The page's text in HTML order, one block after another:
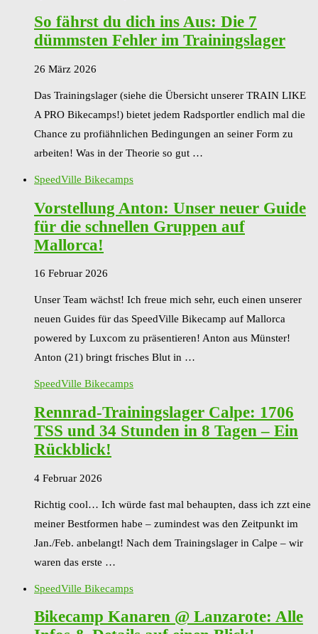
So fährst du dich ins Aus: Die 7
dümmsten Fehler im Trainingslager
26 März 2026
Das Trainingslager (siehe die Übersicht unserer TRAIN LIKE
A PRO Bikecamps!) bietet jedem Radsportler endlich mal die
Chance zu profiähnlichen Bedingungen an seiner Form zu
arbeiten! Was in der Theorie so gut …
SpeedVille Bikecamps
Vorstellung Anton: Unser neuer Guide
für die schnellen Gruppen auf
Mallorca!
16 Februar 2026
Unser Team wächst! Ich freue mich sehr, euch einen unserer
neuen Guides für das SpeedVille Bikecamp auf Mallorca
powered by Luxcom zu präsentieren! Anton aus Münster!
Anton (21) bringt frisches Blut in …
SpeedVille Bikecamps
Rennrad-Trainingslager Calpe: 1706
TSS und 34 Stunden in 8 Tagen – Ein
Rückblick!
4 Februar 2026
Richtig cool… Ich würde fast mal behaupten, dass ich zzt eine
meiner Bestformen habe – zumindest was den Zeitpunkt im
Jan./Feb. anbelangt! Nach dem Trainingslager in Calpe – wir
waren das erste …
SpeedVille Bikecamps
Bikecamp Kanaren @ Lanzarote: Alle